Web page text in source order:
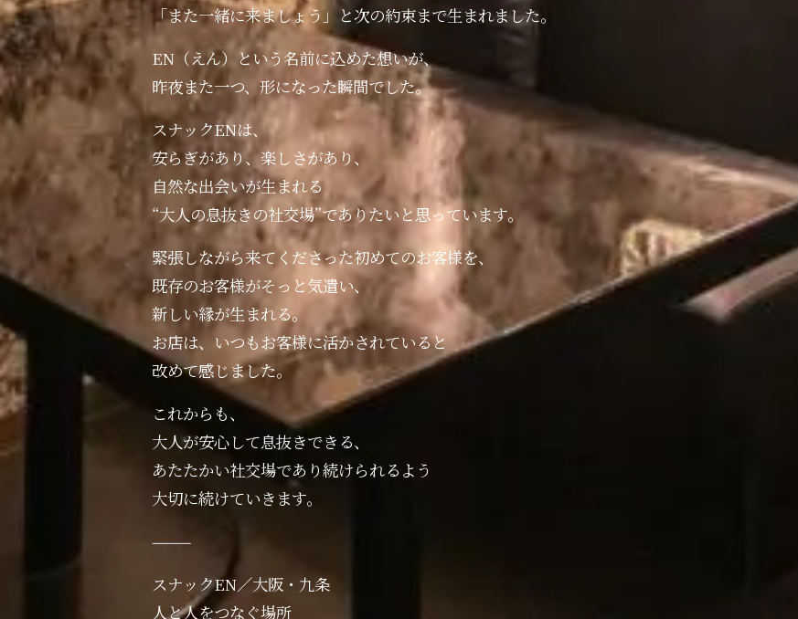
「また一緒に来ましょう」と次の約束まで生まれました。
EN（えん）という名前に込めた想いが、
昨夜また一つ、形になった瞬間でした。
スナックENは、
安らぎがあり、楽しさがあり、
自然な出会いが生まれる
“大人の息抜きの社交場”でありたいと思っています。
緊張しながら来てくださった初めてのお客様を、
既存のお客様がそっと気遣い、
新しい縁が生まれる。
お店は、いつもお客様に活かされていると
改めて感じました。
これからも、
大人が安心して息抜きできる、
あたたかい社交場であり続けられるよう
大切に続けていきます。
⸻
スナックEN／大阪・九条
人と人をつなぐ場所